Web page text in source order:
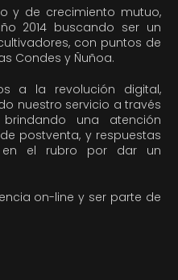
y de crecimiento mutuo,
2014 buscando ser un
con puntos de
Condes y Ñuñoa.
a la revolución digital,
nuestro servicio a través
una atención
postventa, y respuestas
en el rubro por dar un
on-line y ser parte de